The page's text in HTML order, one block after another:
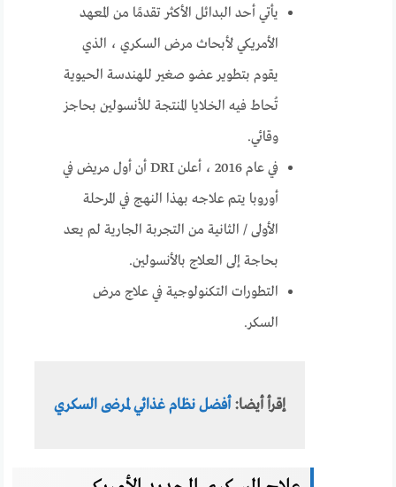
يأتي أحد البدائل الأكثر تقدمًا من المعهد
الأمريكي لأبحاث مرض السكري ، الذي
يقوم بتطوير عضو صغير للهندسة الحيوية
تُحاط فيه الخلايا المنتجة للأنسولين بحاجز
وقائي.
في عام 2016 ، أعلن DRI أن أول مريض في
أوروبا يتم علاجه بهذا النهج في المرحلة
الأولى / الثانية من التجربة الجارية لم يعد
بحاجة إلى العلاج بالأنسولين.
التطورات التكنولوجية في علاج مرض
السكر.
إقرأ أيضا:أفضل نظام غذائي لمرضى السكري